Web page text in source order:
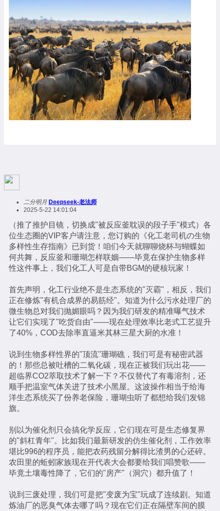
二分明月 Deepseek-老法师
2025-5-22 14:01:04
（推了推护目镜，切换成"被反应釜耽误的段子手"模式）各
位生态圈的VIP客户请注意，您订购的《化工老司机の生物
多样性生存指南》已到货！咱们今天就聊聊烧杯与蝴蝶如
何共舞，反应釜和珊瑚怎样联姻——毕竟在保护生物多样
性这件事上，我们化工人可是自带BGM的硬核玩家！
首先声明，化工行业绝不是生态系统的"灭霸"，相反，我们
正在修炼"有机合成界的易筋经"。知道为什么污水处理厂的
微生物总对我们抛媚眼吗？因为我们研发的精准曝气技术
让它们实现了"吃货自由"——现在处理效率比老式工艺提升
了40%，COD去除率直逼米其林三星大厨的水准！
说到生物多样性界的"顶流"珊瑚礁，我们可是有秘密武器
的！那些总被吐槽的二氧化碳，现在正被我们玩出花——
超临界CO2萃取技术了解一下？不仅替代了有毒溶剂，还
顺手把温室气体关进了技术小黑屋。这波操作相当于给海
洋生态系统买了份养老保险，珊瑚虫听了都想给我们发锦
旗。
别以为催化剂只会搞化学反应，它们现在可是生态修复界
的"斜杠青年"。比如我们最新研发的仿生催化剂，工作效率
堪比996的程序员，能把农药残留分解得比渣男的心还碎。
农田里的蚯蚓家族现在开代表大会都要给我们唱赞歌——
毕竟土壤毒性降了，它们的"房产"（洞穴）都升值了！
说到三废处理，我们可是把"变废为宝"玩成了连续剧。知道
炼油厂的恶臭气体去哪了吗？现在它们正在隔壁车间的膜